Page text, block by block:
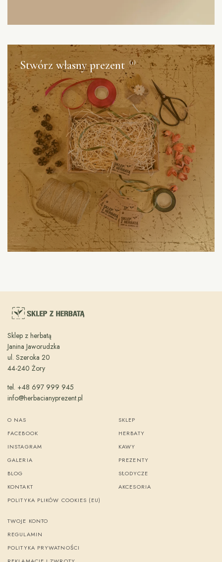
Stwórz własny prezent (1)
Sklep z herbatą
Janina Jaworudzka
ul. Szeroka 20
44-240 Żory
tel. +48 697 999 945
info@herbacianyprezent.pl
O NAS
FACEBOOK
INSTAGRAM
GALERIA
BLOG
KONTAKT
POLITYKA PLIKÓW COOKIES (EU)
SKLEP
HERBATY
KAWY
PREZENTY
SŁODYCZE
AKCESORIA
TWOJE KONTO
REGULAMIN
POLITYKA PRYWATNOŚCI